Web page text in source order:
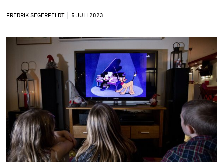
FREDRIK SEGERFELDT 5 JULI 2023